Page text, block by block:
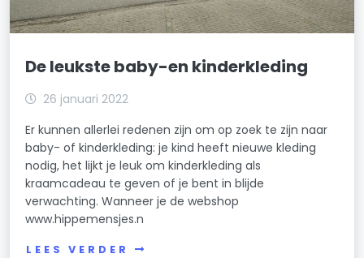
De leukste baby-en kinderkleding
26 januari 2022
Er kunnen allerlei redenen zijn om op zoek te zijn naar
baby- of kinderkleding: je kind heeft nieuwe kleding
nodig, het lijkt je leuk om kinderkleding als
kraamcadeau te geven of je bent in blijde
verwachting. Wanneer je de webshop
www.hippemensjes.n
LEES VERDER